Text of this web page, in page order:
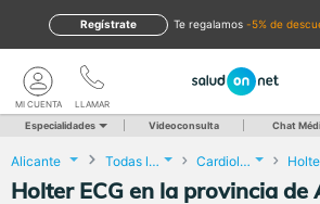
te regalamos -5% de
Regístrate
LLAMAR
MI CUENTA
Especialidades Videoconsulta Chat
Alicante Todas las localidades Cardiología
Holter ECG en la provincia de